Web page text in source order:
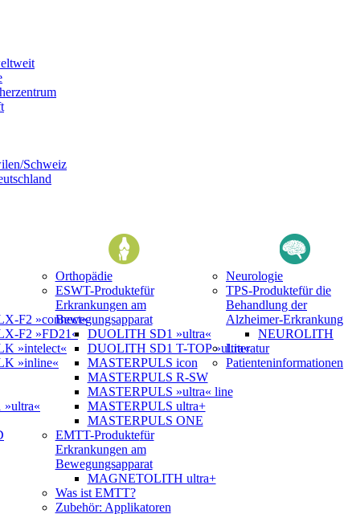
Schweiz
F2 »connect«
F2 »FD21«
»intelect«
»inline«
Orthopädie
ESWT-Produktefür
Erkrankungen am
Bewegungsapparat
DUOLITH SD1 »ultra«
DUOLITH SD1 T-TOP »ultra«
MASTERPULS icon
MASTERPULS R-SW
MASTERPULS »ultra« line
MASTERPULS ultra+
MASTERPULS ONE
EMTT-Produktefür
Erkrankungen am
Bewegungsapparat
MAGNETOLITH ultra+
Was ist EMTT?
Zubehör: Applikatoren
Neurologie
TPS-Produktefür die
Behandlung der
Alzheimer-Erkrankung
NEUROLITH
Literatur
Patienteninformationen